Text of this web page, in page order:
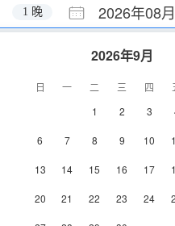
2026年08
1 晚
2026年9月
日 一 二 三 四
1
2 3
6 7 8 9 10
13 14 15 16 17
20 21 22 23 24
空調 電視機